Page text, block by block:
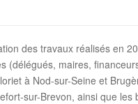
des travaux réalisés en
(délégués, maires,
à Nod-sur-Seine et
sur-Brevon, ainsi que les